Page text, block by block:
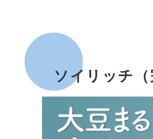
ソイリッチ（